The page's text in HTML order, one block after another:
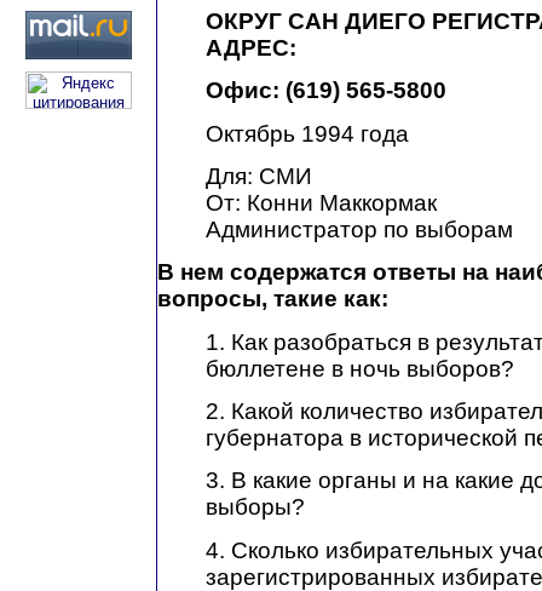
ОКРУГ САН ДИЕГО
АДРЕС:
Офис: (619) 565-5800
Октябрь 1994 года
Для: СМИ
От: Конни Маккормак
Администратор по выборам
В нем содержатся ответы на
вопросы, такие как:
1. Как разобраться в
бюллетене в ночь выборов?
2. Какой количество
губернатора в исторической
3. В какие органы и на какие
выборы?
4. Сколько избирательных
зарегистрированных